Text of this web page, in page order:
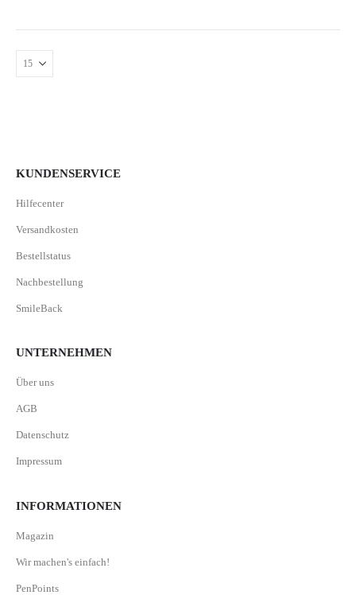
KUNDENSERVICE
Hilfecenter
Versandkosten
Bestellstatus
Nachbestellung
SmileBack
UNTERNEHMEN
Über uns
AGB
Datenschutz
Impressum
INFORMATIONEN
Magazin
Wir machen's einfach!
PenPoints